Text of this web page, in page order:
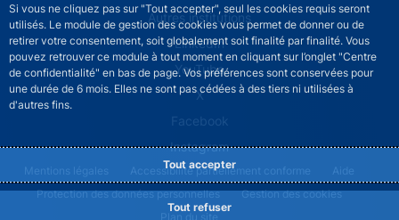
Si vous ne cliquez pas sur "Tout accepter", seul les cookies requis seront
utilisés. Le module de gestion des cookies vous permet de donner ou de
retirer votre consentement, soit globalement soit finalité par finalité. Vous
pouvez retrouver ce module à tout moment en cliquant sur l’onglet "Centre
de confidentialité" en bas de page. Vos préférences sont conservées pour
une durée de 6 mois. Elles ne sont pas cédées à des tiers ni utilisées à
d'autres fins.
Tout accepter
Tout refuser
Autres institutions
LinkedIn
YouTube
X
Facebook
Instagram
ACPR footer legal notice menu
Mentions légales Accessibilité partiellement conforme
Aide
Protection des données personnelles
Gestion des cookies
Plan du site